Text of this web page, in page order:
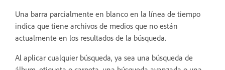
Una barra parcialmente en blanco en la línea de tiempo
indica que tiene archivos de medios que no están
actualmente en los resultados de la búsqueda.
Al aplicar cualquier búsqueda, ya sea una búsqueda de